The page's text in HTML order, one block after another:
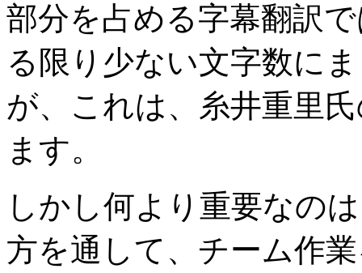
部分を占める字幕翻訳
る限り少ない文字数に
が、これは、糸井重里
ます。
しかし何より重要なの
方を通して、チーム作